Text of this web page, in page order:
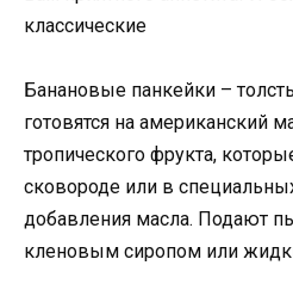
классические
Банановые панкейки –
готовятся на американский
тропического фрукта,
сковороде или в
добавления масла. Подают
кленовым сиропом или